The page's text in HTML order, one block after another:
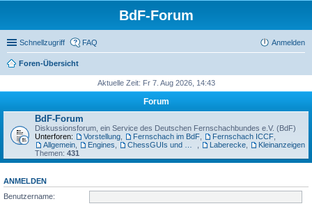
BdF-Forum
Schnellzugriff FAQ Anmelden
Foren-Übersicht
Aktuelle Zeit: Fr 7. Aug 2026, 14:43
Forum
BdF-Forum
Diskussionsforum, ein Service des Deutschen Fernschachbundes e.V. (BdF)
Unterforen:
Vorstellung Fernschach im BdF Fernschach ICCF
Allgemein
Engines Laberecke
Kleinanzeigen
Themen: 431
ANMELDEN
Benutzername: